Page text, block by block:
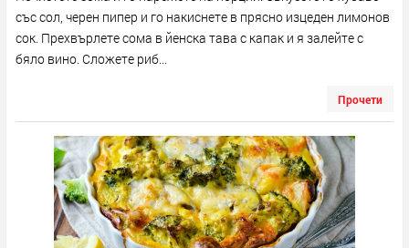
със сол, черен пипер и го накиснете в прясно изцеден лимонов
сок. Прехвърлете сома в йенска тава с капак и я залейте с
бяло вино. Сложете риб...
Прочети